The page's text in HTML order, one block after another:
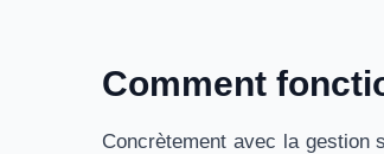
Comment
Concrètement avec la gestion